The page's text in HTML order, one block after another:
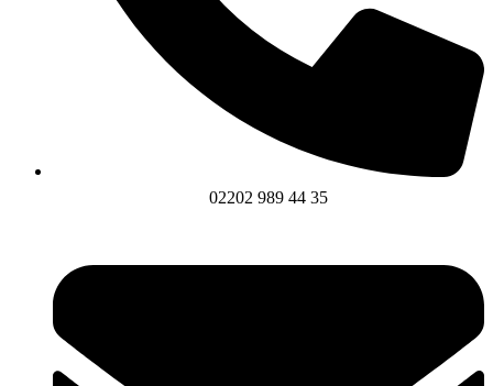
02202 989 44 35